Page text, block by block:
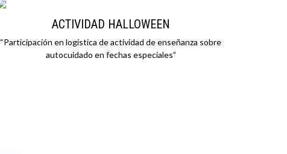
ACTIVIDAD HALLOWEEN
“Participación en logística de actividad de enseñanza sobre
autocuidado en fechas especiales”